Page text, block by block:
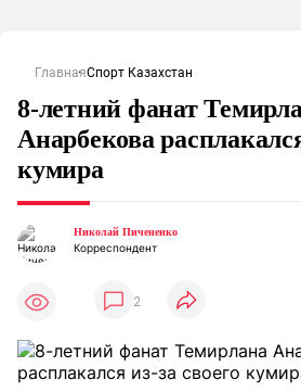
ГлавнаяСпорт Казахстан
8-летний фанат
Анарбекова
кумира
Николай Пичененко
Корреспондент
2